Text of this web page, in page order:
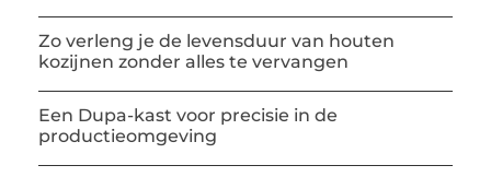
Zo verleng je de levensduur van houten
kozijnen zonder alles te vervangen
Een Dupa-kast voor precisie in de
productieomgeving